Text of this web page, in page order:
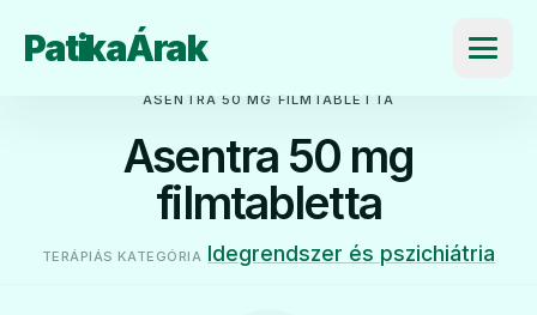
PatikaÁrak
ASENTRA 50 MG FILMTABLETTA
Asentra 50 mg
filmtabletta
TERÁPIÁS KATEGÓRIA Idegrendszer és pszichiátria